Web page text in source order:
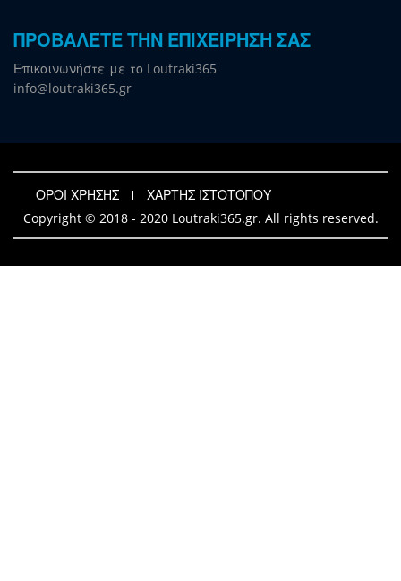
ΠΡΟΒΑΛΕΤΕ ΤΗΝ ΕΠΙΧΕΙΡΗΣΗ ΣΑΣ
Επικοινωνήστε με το Loutraki365
info@loutraki365.gr
ΟΡΟΙ ΧΡΗΣΗΣ
ΧΑΡΤΗΣ ΙΣΤΟΤΟΠΟΥ
Copyright © 2018 - 2020 Loutraki365.gr. All rights reserved.